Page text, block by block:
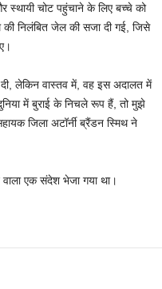
स्थायी चोट पहुंचाने के लिए बच्चे को
निलंबित जेल की सजा दी गई, जिसे
लेकिन वास्तव में, वह इस अदालत में
में बुराई के निचले रूप हैं, तो मुझे
जिला अटॉर्नी ब्रैंडन स्मिथ ने
वाला एक संदेश भेजा गया था।